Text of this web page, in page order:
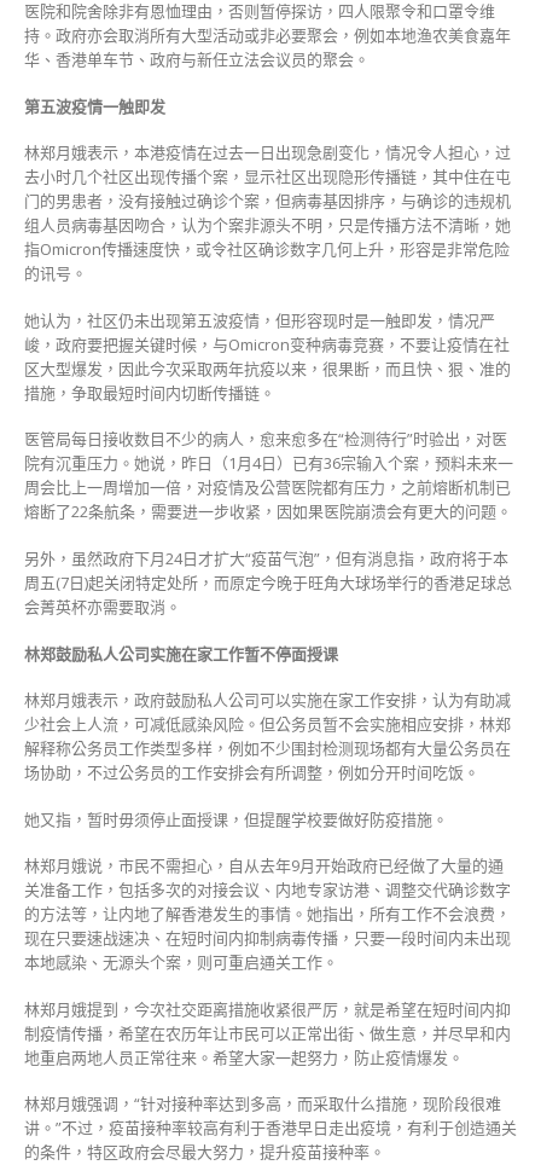
医院和院舍除非有恩恤理由，否则暂停探访，四人限聚令和口罩令维
持。政府亦会取消所有大型活动或非必要聚会，例如本地渔农美食嘉年
华、香港单车节、政府与新任立法会议员的聚会。
第五波疫情一触即发
林郑月娥表示，本港疫情在过去一日出现急剧变化，情况令人担心，过
去小时几个社区出现传播个案，显示社区出现隐形传播链，其中住在屯
门的男患者，没有接触过确诊个案，但病毒基因排序，与确诊的违规机
组人员病毒基因吻合，认为个案非源头不明，只是传播方法不清晰，她
指Omicron传播速度快，或令社区确诊数字几何上升，形容是非常危险
的讯号。
她认为，社区仍未出现第五波疫情，但形容现时是一触即发，情况严
峻，政府要把握关键时候，与Omicron变种病毒竞赛，不要让疫情在社
区大型爆发，因此今次采取两年抗疫以来，很果断，而且快、狠、准的
措施，争取最短时间内切断传播链。
医管局每日接收数目不少的病人，愈来愈多在“检测待行”时验出，对医
院有沉重压力。她说，昨日（1月4日）已有36宗输入个案，预料未来一
周会比上一周增加一倍，对疫情及公营医院都有压力，之前熔断机制已
熔断了22条航条，需要进一步收紧，因如果医院崩溃会有更大的问题。
另外，虽然政府下月24日才扩大“疫苗气泡”，但有消息指，政府将于本
周五(7日)起关闭特定处所，而原定今晚于旺角大球场举行的香港足球总
会菁英杯亦需要取消。
林郑鼓励私人公司实施在家工作暂不停面授课
林郑月娥表示，政府鼓励私人公司可以实施在家工作安排，认为有助减
少社会上人流，可减低感染风险。但公务员暂不会实施相应安排，林郑
解释称公务员工作类型多样，例如不少围封检测现场都有大量公务员在
场协助，不过公务员的工作安排会有所调整，例如分开时间吃饭。
她又指，暂时毋须停止面授课，但提醒学校要做好防疫措施。
林郑月娥说，市民不需担心，自从去年9月开始政府已经做了大量的通
关准备工作，包括多次的对接会议、内地专家访港、调整交代确诊数字
的方法等，让内地了解香港发生的事情。她指出，所有工作不会浪费，
现在只要速战速决、在短时间内抑制病毒传播，只要一段时间内未出现
本地感染、无源头个案，则可重启通关工作。
林郑月娥提到，今次社交距离措施收紧很严厉，就是希望在短时间内抑
制疫情传播，希望在农历年让市民可以正常出街、做生意，并尽早和内
地重启两地人员正常往来。希望大家一起努力，防止疫情爆发。
林郑月娥强调，“针对接种率达到多高，而采取什么措施，现阶段很难
讲。”不过，疫苗接种率较高有利于香港早日走出疫境，有利于创造通关
的条件，特区政府会尽最大努力，提升疫苗接种率。